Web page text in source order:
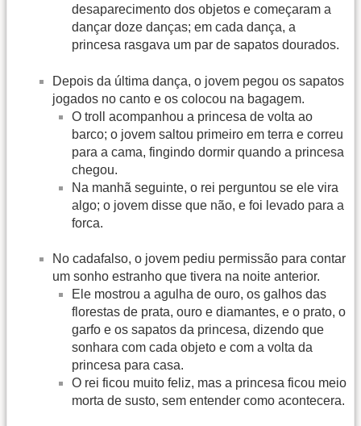
desaparecimento dos objetos e começaram a
dançar doze danças; em cada dança, a
princesa rasgava um par de sapatos dourados.
Depois da última dança, o jovem pegou os sapatos
jogados no canto e os colocou na bagagem.
O troll acompanhou a princesa de volta ao
barco; o jovem saltou primeiro em terra e correu
para a cama, fingindo dormir quando a princesa
chegou.
Na manhã seguinte, o rei perguntou se ele vira
algo; o jovem disse que não, e foi levado para a
forca.
No cadafalso, o jovem pediu permissão para contar
um sonho estranho que tivera na noite anterior.
Ele mostrou a agulha de ouro, os galhos das
florestas de prata, ouro e diamantes, e o prato, o
garfo e os sapatos da princesa, dizendo que
sonhara com cada objeto e com a volta da
princesa para casa.
O rei ficou muito feliz, mas a princesa ficou meio
morta de susto, sem entender como acontecera.